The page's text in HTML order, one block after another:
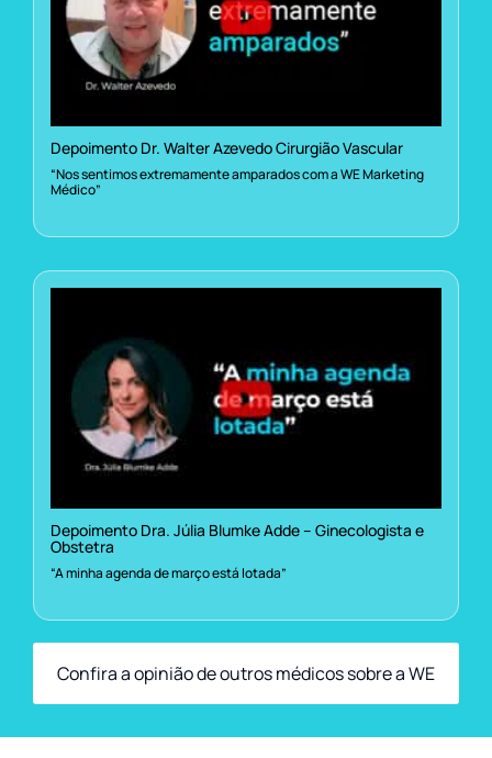
Depoimento Dr. Walter Azevedo Cirurgião Vascular
“Nos sentimos extremamente amparados com a WE Marketing
Médico”
Depoimento Dra. Júlia Blumke Adde – Ginecologista e
Obstetra
“A minha agenda de março está lotada”
Confira a opinião de outros médicos sobre a WE